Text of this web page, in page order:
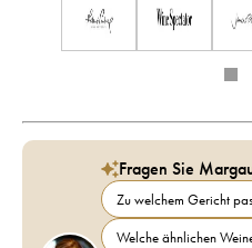
Fragen Sie
Zu welchem Gericht
Welche ähnlichen